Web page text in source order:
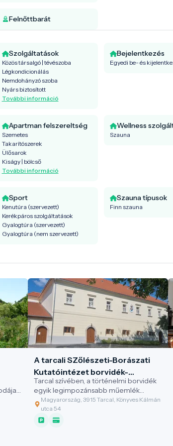
Felnőttbarát
Szolgáltatások
Közös társalgó | tévészoba
Légkondicionálás
Nemdohányzó szoba
Nyárs biztosított
További információ
Bejelentkezés
Egyedi be- és
Apartman felszereltség
Szemetes
Takarítószerek
Ülősarok
Kiságy | bölcső
További információ
Wellness
Szauna
Sport
Kenutúra (szervezett)
Kerékpáros szolgáltatások
Gyalogtúra (szervezett)
Gyalogtúra (nem szervezett)
Szauna típusok
Finn szauna
a
A tarcali SZőlészeti-Borászati
Kutatóintézet borvidék-
történeti kiállítása
Tarcal szívében, a történelmi borvidék
egyik legimpozánsabb műemlék
épületében működik a Tarcali
Szőlészeti és Borászati Kutatóintézet
bemutatóhelye, a Rákóczi-
Magyarország, 3915 Tarcal, Könyves Kálmán
utca 54